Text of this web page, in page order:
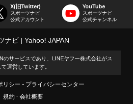
X(旧Twitter)
スポーツナビ
公式アカウント
YouTube
スポーツナビ
公式チャンネル
ナビ Yahoo! JAPAN
のサービスであり、LINEヤフー株式会社がス
運営しています。
リシー
プライバシーセンター
規約
会社概要